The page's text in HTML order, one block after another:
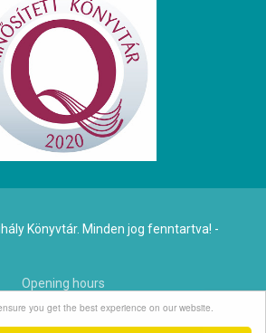
you get the best experience on our website.
Könyvtár. Minden jog fenntartva! -
Opening hours